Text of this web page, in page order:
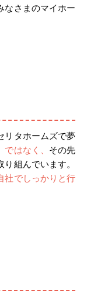
なさまのマイホー
リタホームズで夢
はなく、 その先
組んでいます。
社でしっかりと行